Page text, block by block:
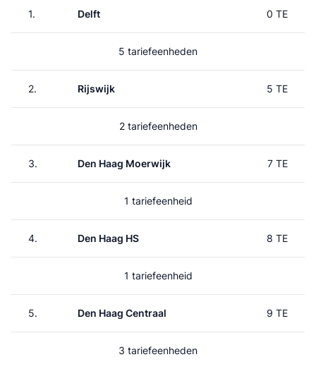
1. Delft 0 TE
5 tariefeenheden
2. Rijswijk 5 TE
2 tariefeenheden
3. Den Haag Moerwijk 7 TE
1 tariefeenheid
4. Den Haag HS 8 TE
1 tariefeenheid
5. Den Haag Centraal 9 TE
3 tariefeenheden